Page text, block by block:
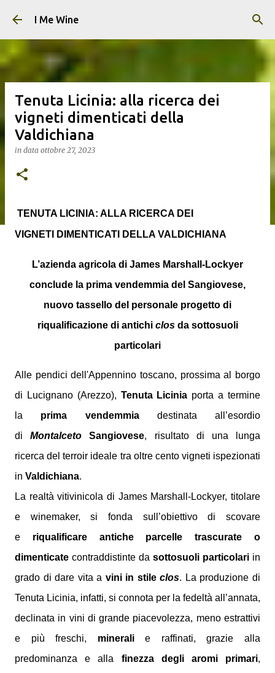
Passa ai contenuti principali
I Me Wine
Tenuta Licinia: alla ricerca dei
vigneti dimenticati della
Valdichiana
in data ottobre 27, 2023
TENUTA LICINIA: ALLA RICERCA DEI
VIGNETI
DIMENTICATI DELLA VALDICHIANA
L’azienda agricola di James Marshall-Lockyer
conclude la prima vendemmia del Sangiovese,
nuovo tassello del personale progetto di
riqualificazione di antichi closda sottosuoli
particolari
Alle pendici dell'Appennino toscano, prossima al borgo
di Lucignano (Arezzo), Tenuta Licinia porta a termine
la prima vendemmiadestinata all’esordio
diMontalceto Sangiovese, risultato di una lunga
ricerca del terroir ideale tra oltre cento vigneti ispezionati
in Valdichiana.
La realtà vitivinicola di James Marshall-Lockyer, titolare
e winemaker, si fonda sull’obiettivo di scovare
e riqualificare antiche parcelle trascurate o
dimenticate contraddistinte da sottosuoli particolari in
grado di dare vita a vini in stileclos. La produzione di
Tenuta Licinia, infatti, si connota per la fedeltà all’annata,
declinata in vini di grande piacevolezza, meno estrattivi
e più freschi, mineralie raffinati, grazie alla
predominanza e alla finezza degli aromi primari,